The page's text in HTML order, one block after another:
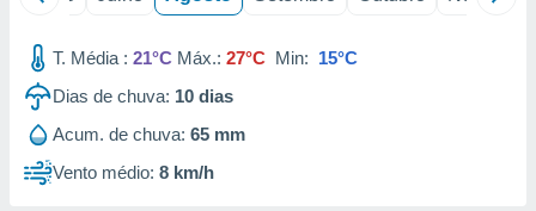
T. Média : 21°C Máx.: 27°C Min: 15°C
Dias de chuva: 10 dias
Acum. de chuva: 65 mm
Vento médio: 8 km/h